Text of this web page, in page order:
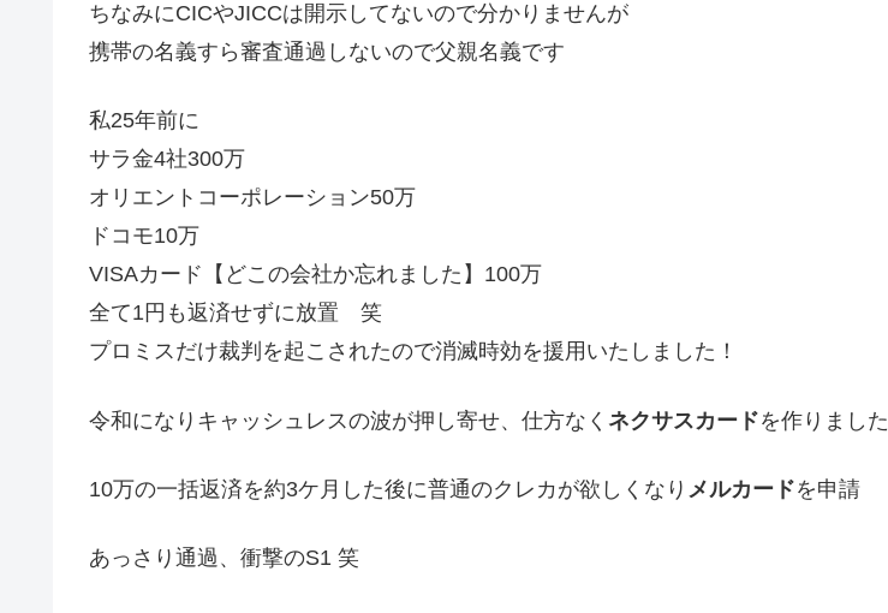
ちなみにCICやJICCは開示してないので分かりませんが
携帯の名義すら審査通過しないので父親名義です
私25年前に
サラ金4社300万
オリエントコーポレーション50万
ドコモ10万
VISAカード【どこの会社か忘れました】100万
全て1円も返済せずに放置 笑
プロミスだけ裁判を起こされたので消滅時効を援用いたしました！
令和になりキャッシュレスの波が押し寄せ、仕方なく ネクサスカードを作りました
10万の一括返済を約3ケ月した後に普通のクレカが欲しくなり メルカードを申請
あっさり通過、衝撃のS1 笑